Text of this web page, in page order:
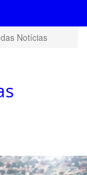
Notícias